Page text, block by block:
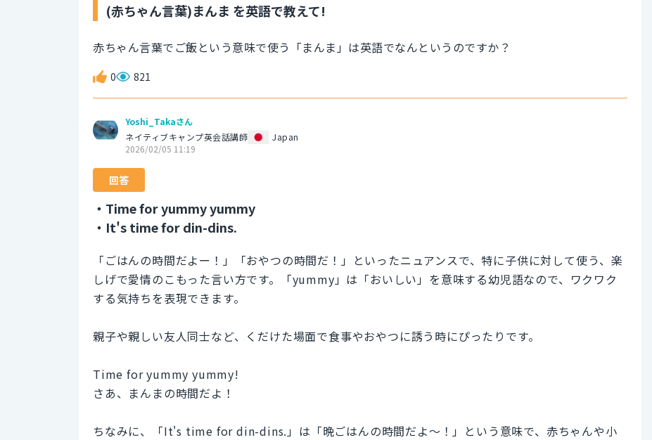
(赤ちゃん言葉)まんま を英語で教えて!
赤ちゃん言葉でご飯という意味で使う「まんま」は英語でなんというのですか？
0 821
Yoshi_Takaさん
ネイティブキャンプ英会話講師
Japan
2026/02/05 11:19
回答
・Time for yummy yummy
・It's time for din-dins.
「ごはんの時間だよー！」「おやつの時間だ！」といったニュアンスで、特に子供に対して使う、楽
しげで愛情のこもった言い方です。「yummy」は「おいしい」を意味する幼児語なので、ワクワク
する気持ちを表現できます。
親子や親しい友人同士など、くだけた場面で食事やおやつに誘う時にぴったりです。
Time for yummy yummy!
さあ、まんまの時間だよ！
ちなみに、「It's time for din-dins.」は「晩ごはんの時間だよ〜！」という意味で、赤ちゃんや小